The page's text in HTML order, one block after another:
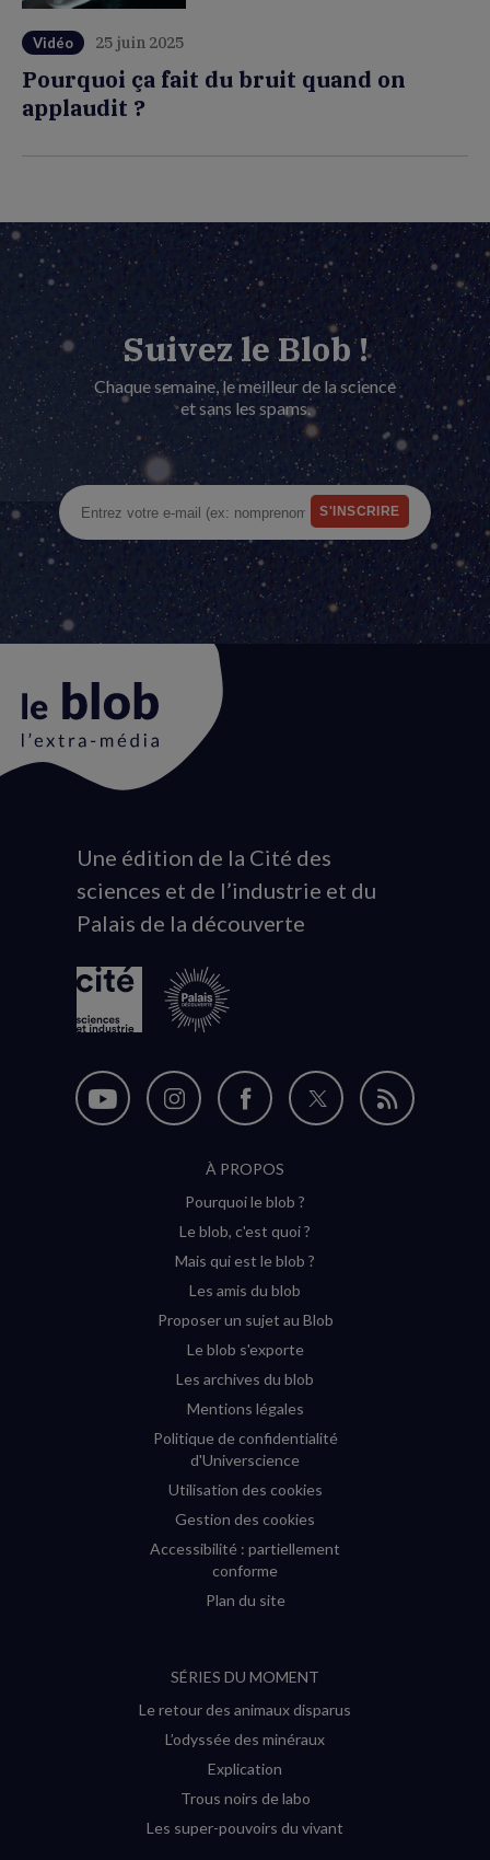
Vidéo 25 juin 2025
Pourquoi ça fait du bruit quand on
applaudit ?
Suivez le Blob !
Chaque semaine, le meilleur de la science
et sans les spams.
Animation
du
logo
Une édition de la Cité des
sciences et de l’industrie et du
Palais de la découverte
Nous
Nous
Instagram
(nouvelle
Nous
sur
Facebook
(nouvelle
Nous
Flux
À PROPOS
Pourquoi le blob ?
Le blob, c'est quoi ?
Mais qui est le blob ?
Les amis du blob
Proposer un sujet au Blob
Le blob s'exporte
Les archives du blob
Mentions légales
Politique de confidentialité
d'Universcience
Utilisation des cookies
Gestion des cookies
Accessibilité : partiellement
conforme
Plan du site
SÉRIES DU MOMENT
Le retour des animaux disparus
L’odyssée des minéraux
Explication
Trous noirs de labo
Les super-pouvoirs du vivant